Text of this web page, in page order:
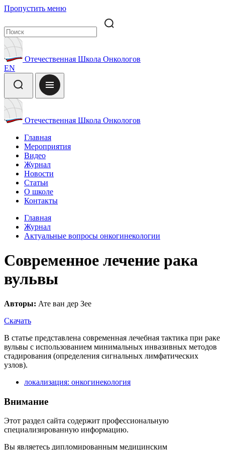
Пропустить меню
Отечественная Школа Онкологов
EN
Отечественная Школа Онкологов
Главная
Мероприятия
Видео
Журнал
Новости
Статьи
О школе
Контакты
Главная
Журнал
Актуальные вопросы онкогинекологии
Современное лечение рака
вульвы
Авторы: Ате ван дер Зее
Скачать
В статье представлена современная лечебная тактика при раке
вульвы с использованием минимальных инвазивных методов
стадирования (определения сигнальных лимфатических
узлов).
локализация: онкогинекология
Внимание
Этот раздел сайта содержит профессиональную
специализированную информацию.
Вы являетесь дипломированным медицинским